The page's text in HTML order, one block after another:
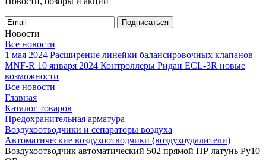
Подписаться
Новости
Все новости
1 мая 2024 Расширение линейки балансировочных клапанов
MNF-R 10 января 2024 Контроллеры Ридан ECL-3R новые
возможности
Все новости
Главная
Каталог товаров
Предохранительная арматура
Воздухоотводчики и сепараторы воздуха
Автоматические воздухоотводчики (воздухоудалители)
Воздухоотводчик автоматический 502 прямой НР латунь Ру10